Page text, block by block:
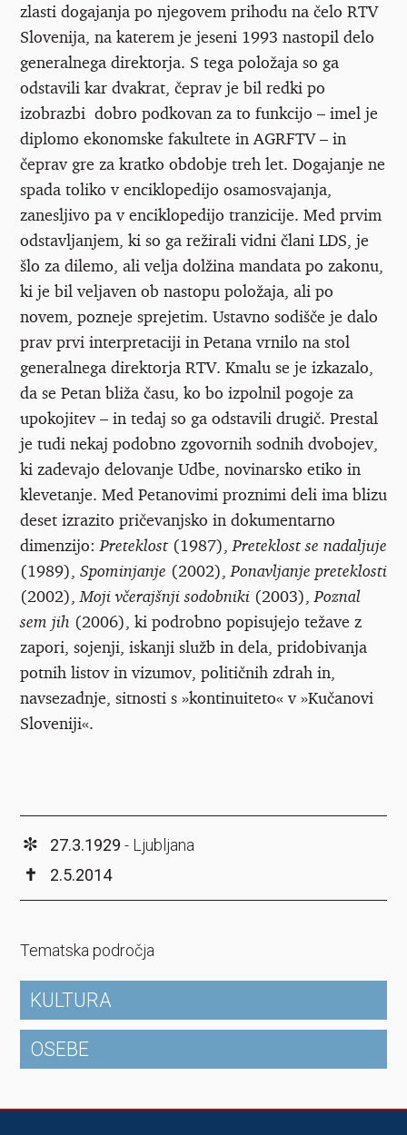
zlasti dogajanja po njegovem prihodu na čelo RTV
Slovenija, na katerem je jeseni 1993 nastopil delo
generalnega direktorja. S tega položaja so ga
odstavili kar dvakrat, čeprav je bil redki po
izobrazbi dobro podkovan za to funkcijo – imel je
diplomo ekonomske fakultete in AGRFTV – in
čeprav gre za kratko obdobje treh let. Dogajanje ne
spada toliko v enciklopedijo osamosvajanja,
zanesljivo pa v enciklopedijo tranzicije. Med prvim
odstavljanjem, ki so ga režirali vidni člani LDS, je
šlo za dilemo, ali velja dolžina mandata po zakonu,
ki je bil veljaven ob nastopu položaja, ali po
novem, pozneje sprejetim. Ustavno sodišče je dalo
prav prvi interpretaciji in Petana vrnilo na stol
generalnega direktorja RTV. Kmalu se je izkazalo,
da se Petan bliža času, ko bo izpolnil pogoje za
upokojitev – in tedaj so ga odstavili drugič. Prestal
je tudi nekaj podobno zgovornih sodnih dvobojev,
ki zadevajo delovanje Udbe, novinarsko etiko in
klevetanje. Med Petanovimi proznimi deli ima blizu
deset izrazito pričevanjsko in dokumentarno
dimenzijo: Preteklost (1987), Preteklost se nadaljuje
(1989), Spominjanje (2002), Ponavljanje preteklosti
(2002), Moji včerajšnji sodobniki (2003), Poznal
sem jih (2006), ki podrobno popisujejo težave z
zapori, sojenji, iskanji služb in dela, pridobivanja
potnih listov in vizumov, političnih zdrah in,
navsezadnje, sitnosti s »kontinuiteto« v »Kučanovi
Sloveniji«.
∗ 27.3.1929 - Ljubljana
✝ 2.5.2014
Tematska področja
KULTURA
OSEBE